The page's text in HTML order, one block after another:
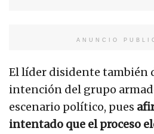
ANUNCIO
El líder disidente también
intención del grupo
escenario político, pues
intentado que el proceso